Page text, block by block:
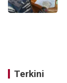
Terkini